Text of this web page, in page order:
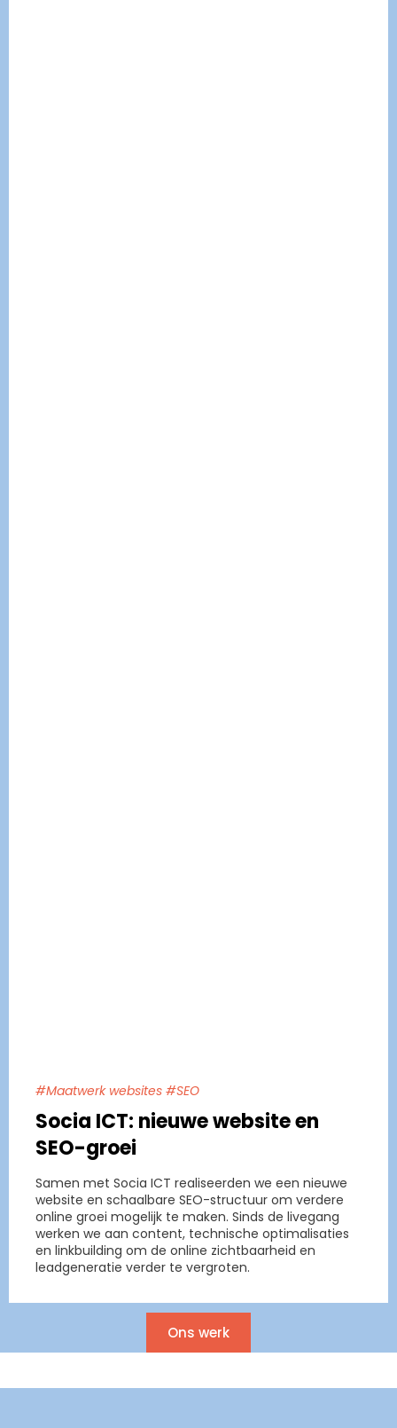
#Maatwerk websites #SEO
Socia ICT: nieuwe website en
SEO-groei
Samen met Socia ICT realiseerden we een nieuwe
website en schaalbare SEO-structuur om verdere
online groei mogelijk te maken. Sinds de livegang
werken we aan content, technische optimalisaties
en linkbuilding om de online zichtbaarheid en
leadgeneratie verder te vergroten.
Ons werk